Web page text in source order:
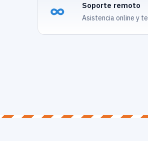
∞ Soporte remoto
Asistencia online y